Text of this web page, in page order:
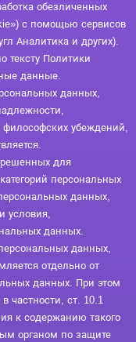
обезличенных
с помощью сервисов
Аналитика и других).
тексту Политики
данные.
данных,
философских убеждений,
для
персональных
данных,
условия,
данных.
данных,
отдельно от
данных. При этом
частности, ст. 10.1
к содержанию такого
органом по защите